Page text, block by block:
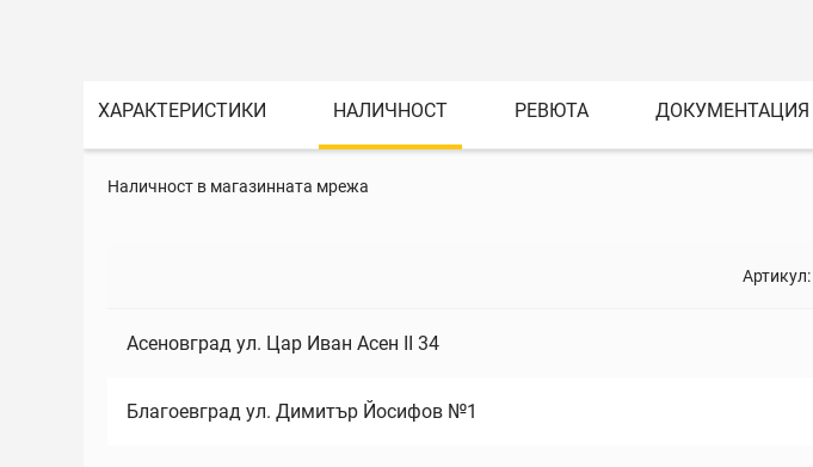
ХАРАКТЕРИСТИКИ НАЛИЧНОСТ РЕВЮТА ДОКУМЕНТАЦИЯ
Наличност в магазинната мрежа
Артикул:
Асеновград ул. Цар Иван Асен II 34
Благоевград ул. Димитър Йосифов №1